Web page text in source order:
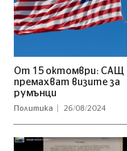
От 15 октомври: САЩ
премахват визите за
румънци
Политика 26/08/2024